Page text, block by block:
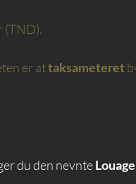
(TND).
er attaksameteret
du den nevnte Louage